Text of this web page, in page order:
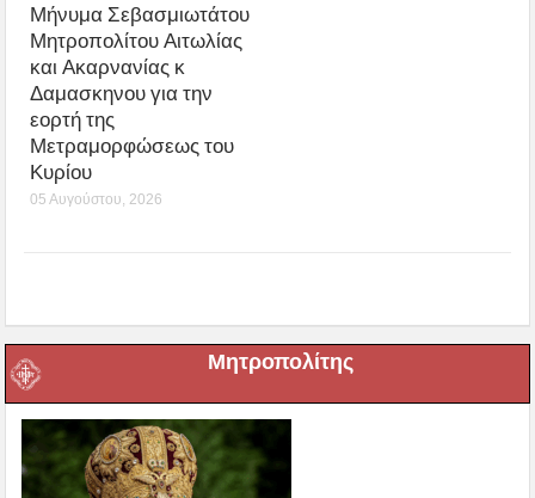
Μήνυμα Σεβασμιωτάτου
Μητροπολίτου Αιτωλίας
και Ακαρνανίας κ
Δαμασκηνου για την
εορτή της
Μετραμορφώσεως του
Κυρίου
05 Αυγούστου, 2026
Μητροπολίτης